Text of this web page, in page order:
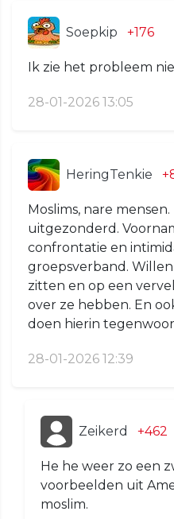
Soepkip +176
Ik zie het probleem
28-01-2026 13:05
HeringTenkie
Moslims, nare
uitgezonderd.
confrontatie en
groepsverband.
zitten en op een
over ze hebben. En
doen hierin
28-01-2026 12:39
Zeikerd +462
He he weer zo een
voorbeelden uit
moslim.